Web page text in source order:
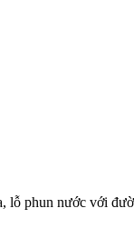
lỗ phun nước với